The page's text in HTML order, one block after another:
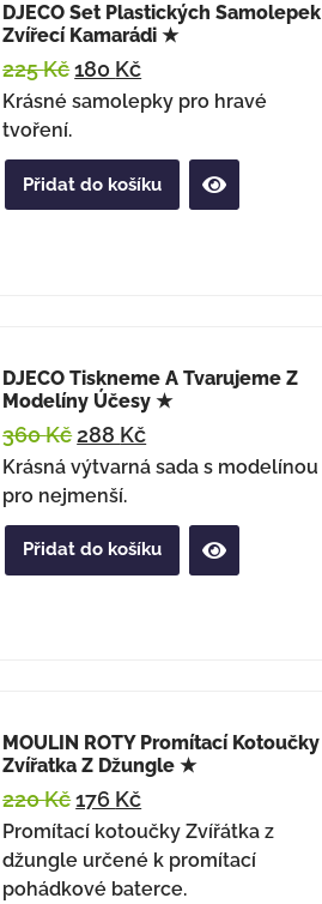
DJECO Set Plastických Samolepek
Zvířecí Kamarádi ★
225Kč180 Kč
Krásné samolepky pro hravé
tvoření.
Přidat do košíku
DJECO Tiskneme A Tvarujeme Z
Modelíny Účesy ★
360Kč 288 Kč
Krásná výtvarná sada s modelínou
pro nejmenší.
Přidat do košíku
MOULIN ROTY Promítací Kotoučky
Zvířatka Z Džungle ★
220Kč176 Kč
Promítací kotoučky Zvířátka z
džungle určené k promítací
pohádkové baterce.